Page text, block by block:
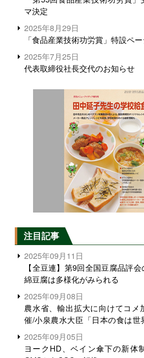
マ決定
2025年8月29日
「食品産業技術功労賞」特設ペ
2025年7月25日
代表取締役社長交代のお知らせ
注目記事
2025年09月11日
【全豆連】第9回全国豆腐品評
綿豆腐は多様化がみられる
2025年09月08日
農水省、輸出拡大に向けてコメ
催/小泉農水大臣「日本の食は世
る。米増産に向けて、米輸出需要
2025年09月05日
ヨークHD、ベイン傘下の新体